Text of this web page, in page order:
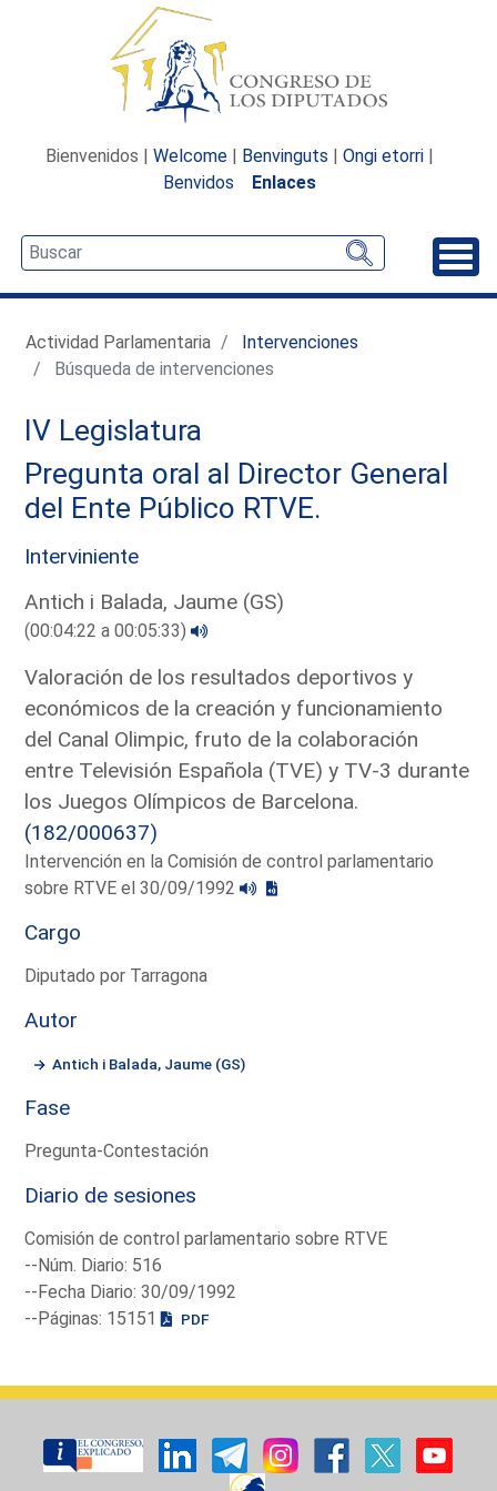
Bienvenidos | Welcome | Benvinguts | Ongi etorri |
Benvidos
Enlaces
Actividad Parlamentaria
Intervenciones
Búsqueda de intervenciones
IV Legislatura
Pregunta oral al Director General
del Ente Público RTVE.
Interviniente
Antich i Balada, Jaume (GS)
(00:04:22 a 00:05:33)
Valoración de los resultados deportivos y
económicos de la creación y funcionamiento
del Canal Olimpic, fruto de la colaboración
entre Televisión Española (TVE) y TV-3 durante
los Juegos Olímpicos de Barcelona.
(182/000637)
Intervención en la Comisión de control parlamentario
sobre RTVE el 30/09/1992
Cargo
Diputado por Tarragona
Autor
Antich i Balada, Jaume (GS)
Fase
Pregunta-Contestación
Diario de sesiones
Comisión de control parlamentario sobre RTVE
--Núm. Diario: 516
--Fecha Diario: 30/09/1992
--Páginas: 15151
PDF